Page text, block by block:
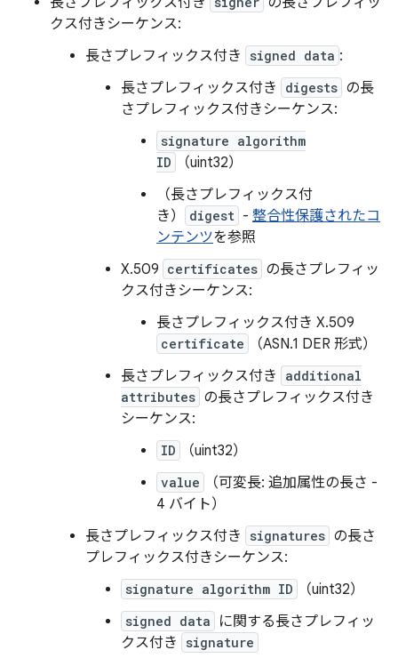
クス付きシーケンス:
長さプレフィックス付き
signed data :
長さプレフィックス付き
digests の長
さプレフィックス付きシーケンス:
signature algorithm
ID
（uint32）
（長さプレフィックス付
き）
digest - 整合性保護されたコ
ンテンツを参照
X.509 certificates の長さプレフィッ
クス付きシーケンス:
長さプレフィックス付き X.509
certificate
（ASN.1 DER 形式）
長さプレフィックス付き
additional
attributes の長さプレフィックス付き
シーケンス:
ID （uint32）
value
（可変長: 追加属性の長さ -
4 バイト）
長さプレフィックス付き
signatures の長さ
プレフィックス付きシーケンス:
signature algorithm ID （uint32）
signed data
に関する長さプレフィッ
クス付き
signature